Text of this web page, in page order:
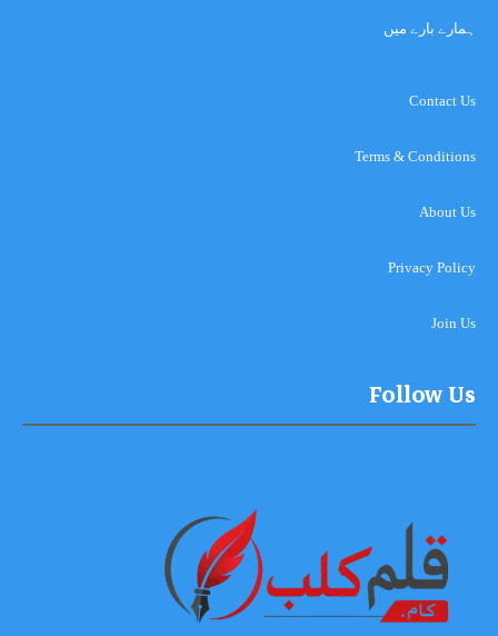
ہمارے بارے میں
Contact Us
Terms & Conditions
About Us
Privacy Policy
Join Us
Follow Us